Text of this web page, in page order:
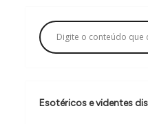
g
a
ç
o
Esotéricos e videntes